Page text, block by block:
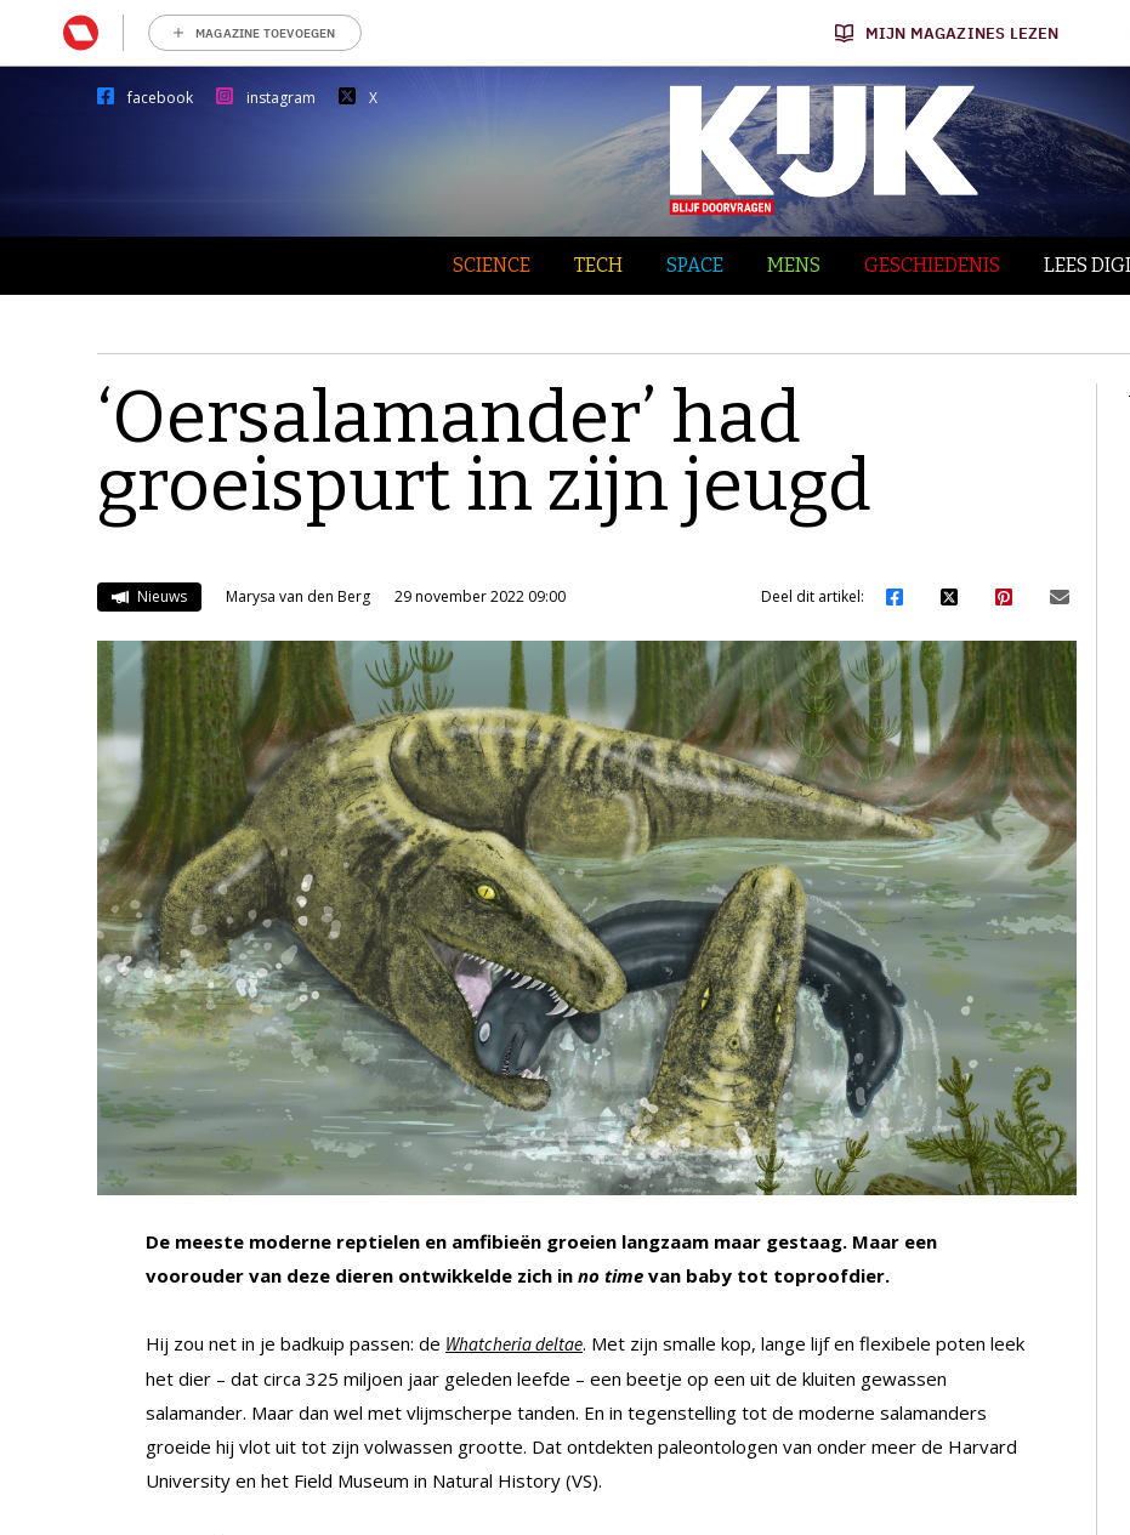
MAGAZINE TOEVOEGEN MIJN MAGAZINES LEZEN
facebook instagram X
SCIENCE TECH SPACE MENS GESCHIEDENIS LEES
‘Oersalamander’ had
groeispurt in zijn jeugd
Nieuws Marysa van den Berg 29 november 2022 09:00 Deel dit artikel:
De meeste moderne reptielen en amfibieën groeien langzaam maar gestaag. Maar een
voorouder van deze dieren ontwikkelde zich in no time van baby tot toproofdier.
Hij zou net in je badkuip passen: de Whatcheria deltae. Met zijn smalle kop, lange lijf en flexibele poten leek
het dier – dat circa 325 miljoen jaar geleden leefde – een beetje op een uit de kluiten gewassen
salamander. Maar dan wel met vlijmscherpe tanden. En in tegenstelling tot de moderne salamanders
groeide hij vlot uit tot zijn volwassen grootte. Dat ontdekten paleontologen van onder meer de Harvard
University en het Field Museum in Natural History (VS).